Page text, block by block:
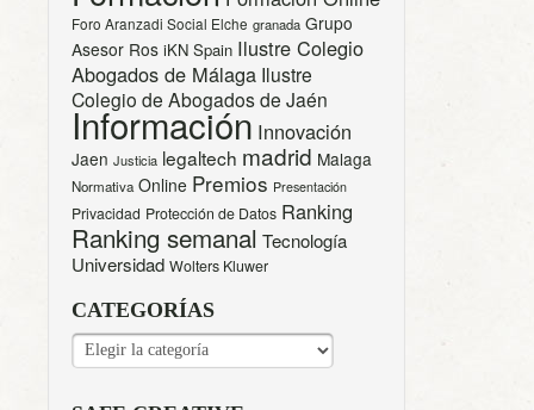
Foro Aranzadi Social Elche granada Grupo
Asesor Ros iKN Spain Ilustre Colegio
Abogados de Málaga Ilustre
Colegio de Abogados de Jaén
Información Innovación
Jaen Justicia legaltech madrid Malaga
Normativa Online Premios Presentación
Privacidad Protección de Datos Ranking
Ranking semanal Tecnología
Universidad Wolters Kluwer
CATEGORÍAS
CATEGORÍAS